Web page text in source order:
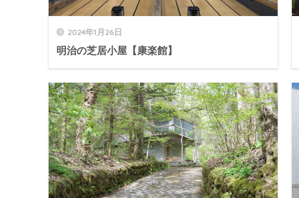
2024年1月26日
明治の芝居小屋【康楽館】